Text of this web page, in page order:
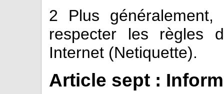
2 Plus
respecter les règles
Internet (Netiquette).
Article sept :